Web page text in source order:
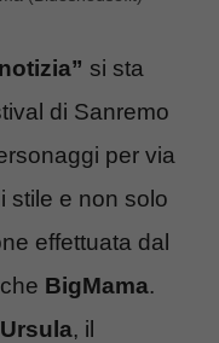
si sta
di Sanremo
per via
stile e non solo
effettuata dal
BigMama.
Ursula, il